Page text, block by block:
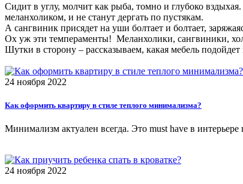
Сидит в углу, молчит как рыба, томно и глубоко
меланхоликом, и не станут дергать по пустякам.
А сангвиник присядет на уши болтает и болтает,
Ох уж эти темпераменты! Меланхолики, сангвиники,
Шутки в сторону – рассказываем, какая мебель
24 ноября 2022
Как оформить квартиру в стиле теплого минимализма?
Минимализм актуален всегда. Это must have в интерьере
24 ноября 2022